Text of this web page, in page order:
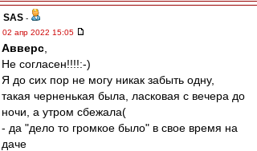
SAS -
02 апр 2022 15:05
Авверс
Не согласен!!!!:-)
Я до сих пор не могу никак забыть одну,
такая черненькая была, ласковая с вечера до
ночи, а утром сбежала(
- да "дело то громкое было" в свое время на
даче